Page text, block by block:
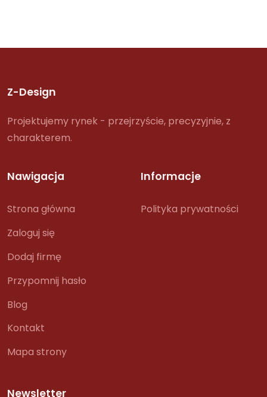
Z-Design
Projektujemy rynek - przejrzyście, precyzyjnie, z
charakterem.
Nawigacja
Strona główna
Zaloguj się
Dodaj firmę
Przypomnij hasło
Blog
Kontakt
Mapa strony
Informacje
Polityka prywatności
Newsletter